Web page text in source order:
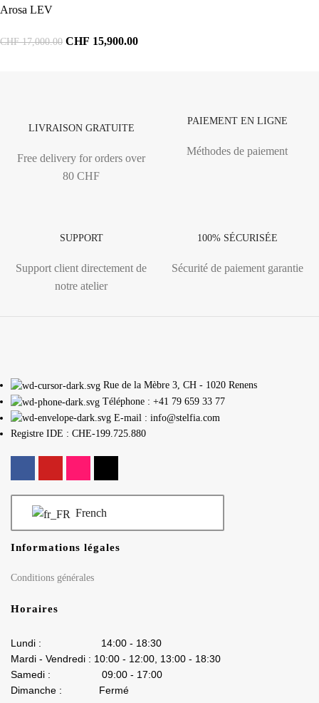
Arosa LEV
CHF17,000.00 CHF 15,900.00
LIVRAISON GRATUITE
Free delivery for orders over
80 CHF
PAIEMENT EN LIGNE
Méthodes de paiement
SUPPORT
Support client directement de
notre atelier
100% SÉCURISÉE
Sécurité de paiement garantie
Rue de la Mèbre 3, CH - 1020 Renens
Téléphone : +41 79 659 33 77
E-mail : info@stelfia.com
Registre IDE : CHE-199.725.880
French
Informations légales
Conditions générales
Horaires
Lundi : 14:00 - 18:30
Mardi - Vendredi : 10:00 - 12:00, 13:00 - 18:30
Samedi : 09:00 - 17:00
Dimanche : Fermé